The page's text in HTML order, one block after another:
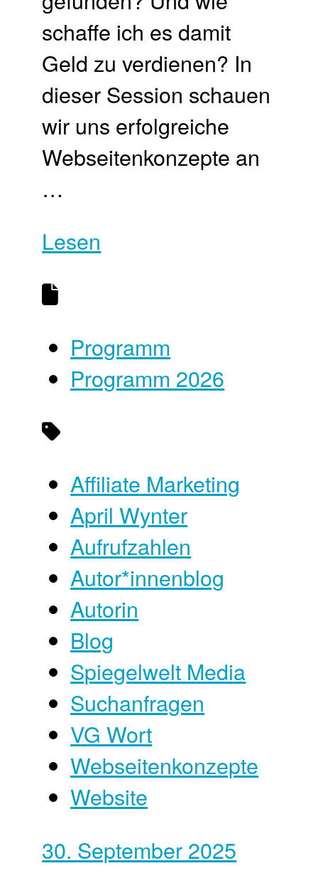
schaffe ich es damit
Geld zu verdienen? In
dieser Session schauen
wir uns erfolgreiche
Webseitenkonzepte an
…
Lesen
Programm
Programm 2026
Affiliate Marketing
April Wynter
Aufrufzahlen
Autor*innenblog
Autorin
Blog
Spiegelwelt Media
Suchanfragen
VG Wort
Webseitenkonzepte
Website
30. September 2025